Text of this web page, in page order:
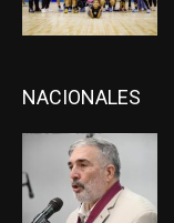
NACIONALES